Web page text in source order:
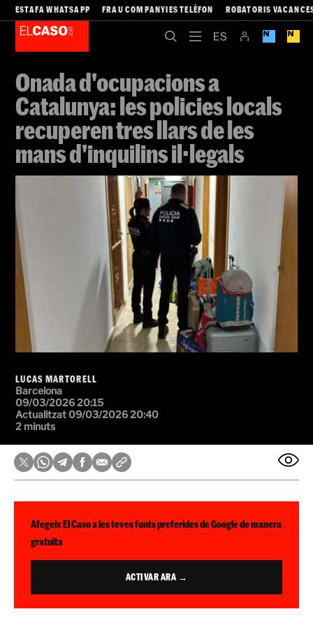
ESTAFA WHATSAPP FRAU COMPANYIES TELÈFON ROBATORIS
Onada d'ocupacions a
Catalunya: les policies locals
recuperen tres llars de les
mans d'inquilins il·legals
LUCAS MARTORELL
Barcelona
09/03/2026 20:15
Actualitzat 09/03/2026 20:40
2 minuts
Afegeix El Caso a les teves fonts preferides de Google de manera
gratuïta
ACTIVAR ARA →